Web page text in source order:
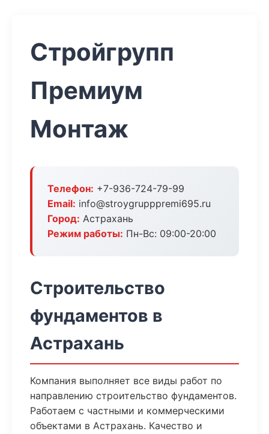
Стройгрупп
Премиум
Монтаж
Телефон: +7-936-724-79-99
Email: info@stroygrupppremi695.ru
Город: Астрахань
Режим работы: Пн-Вс: 09:00-20:00
Строительство
фундаментов в
Астрахань
Компания выполняет все виды работ по
направлению строительство фундаментов.
Работаем с частными и коммерческими
объектами в Астрахань. Качество и